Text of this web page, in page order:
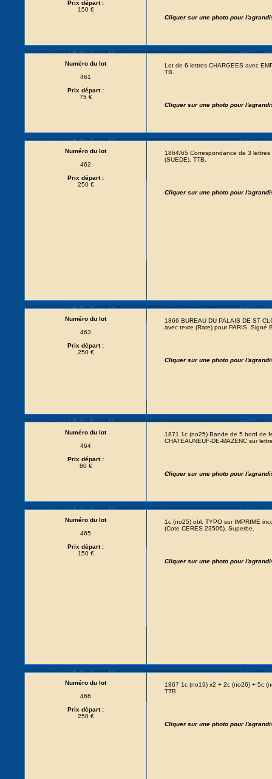
Prix départ :
150 €
Cliquer sur une photo pour
Numéro du lot
461
Prix départ :
75 €
Lot de 6 lettres CHARGEES avec
TB.
Cliquer sur une photo pour
Numéro du lot
462
Prix départ :
250 €
1864/65 Correspondance de 3
(SUEDE). TTB.
Cliquer sur une photo pour
Numéro du lot
463
Prix départ :
250 €
1866 BUREAU DU PALAIS DE ST
avec texte (Rare) pour PARIS. Signé
Cliquer sur une photo pour
Numéro du lot
464
Prix départ :
80 €
1871 1c (no25) Bande de 5 bord de
CHATEAUNEUF-DE-MAZENC sur
Cliquer sur une photo pour
Numéro du lot
465
Prix départ :
150 €
1c (no25) obl. TYPO sur IMPRIME
(Cote CERES 2350€). Superbe.
Cliquer sur une photo pour
Numéro du lot
466
Prix départ :
250 €
1867 1c (no19) x2 + 2c (no26) + 5c
TTB.
Cliquer sur une photo pour